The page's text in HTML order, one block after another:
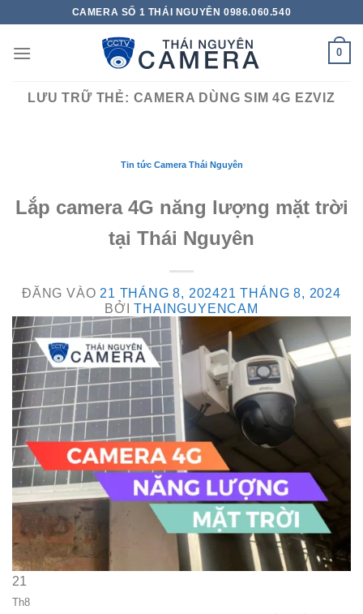
nội
CAMERA SỐ 1 THÁI NGUYÊN 0986.060.540
0
LƯU TRỮ THẺ: CAMERA DÙNG SIM 4G EZVIZ
Tin tức Camera Thái Nguyên
Lắp camera 4G năng lượng mặt trời
tại Thái Nguyên
ĐĂNG VÀO 21 THÁNG 8, 202421 THÁNG 8, 2024
BỞITHAINGUYENCAM
21
Th8